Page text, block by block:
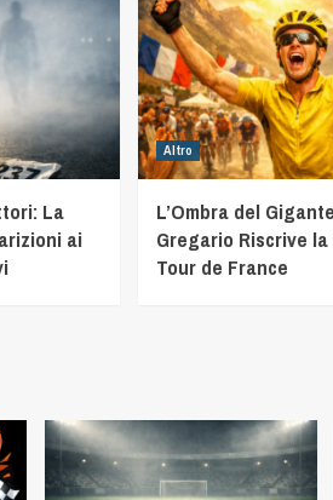
La
ai
Altro
L’Ombra del
Gregario Riscrive
Tour de France